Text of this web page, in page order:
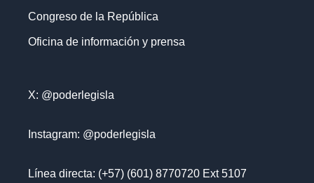
Congreso de la República
Oficina de información y prensa
X: @poderlegisla
Instagram: @poderlegisla
Línea directa: (+57) (601) 8770720 Ext 5107